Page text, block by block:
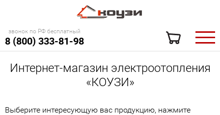
звонок по РФ бесплатный
8 (800) 333-81-98
Интернет-магазин электроотопления
«КОУЗИ»
Выберите интересующую вас продукцию, нажмите